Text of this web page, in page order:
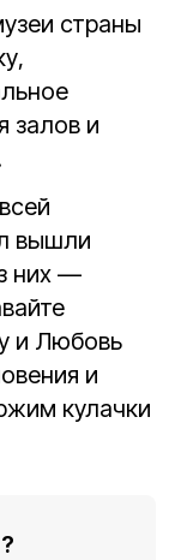
страны
залов и
вышли
них —
и Любовь
и
кулачки